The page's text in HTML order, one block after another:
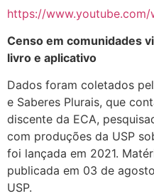
https://www.youtube.com/
Censo em comunidades
livro e aplicativo
Dados foram coletados
e Saberes Plurais, que
discente da ECA,
com produções da USP
foi lançada em 2021.
publicada em 03 de
USP.